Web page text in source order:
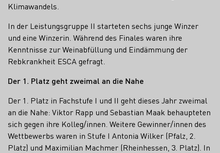
Klimawandels.
In der Leistungsgruppe II starteten sechs junge Winzer
und eine Winzerin. Während des Finales waren ihre
Kenntnisse zur Weinabfüllung und Eindämmung der
Rebkrankheit ESCA gefragt.
Der 1. Platz geht zweimal an die Nahe
Der 1. Platz in Fachstufe I und II geht dieses Jahr zweimal
an die Nahe: Viktor Rapp und Sebastian Maak behaupteten
sich gegen ihre Kolleg/innen. Weitere Gewinner/innen des
Wettbewerbs waren in Stufe I Antonia Wilker (Pfalz, 2.
Platz) und Maximilian Machmer (Rheinhessen, 3. Platz). In